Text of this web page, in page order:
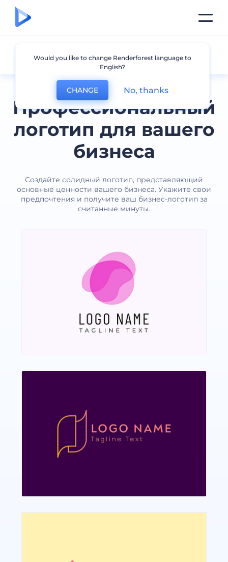
Профессиональный
логотип для вашего
бизнеса
Создайте солидный логотип, представляющий
основные ценности вашего бизнеса. Укажите свои
предпочтения и получите ваш бизнес-логотип за
считанные минуты.
Бизнес
Would you like to change Renderforest language to
English?
CHANGE No, thanks